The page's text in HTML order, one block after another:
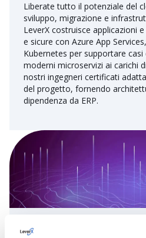
Liberate tutto il potenziale del
sviluppo, migrazione e
LeverX costruisce applicazioni
e sicure con Azure App
Kubernetes per supportare
moderni microservizi ai carichi
nostri ingegneri certificati
del progetto, fornendo
dipendenza da ERP.
Consulenza sui servizi Azure